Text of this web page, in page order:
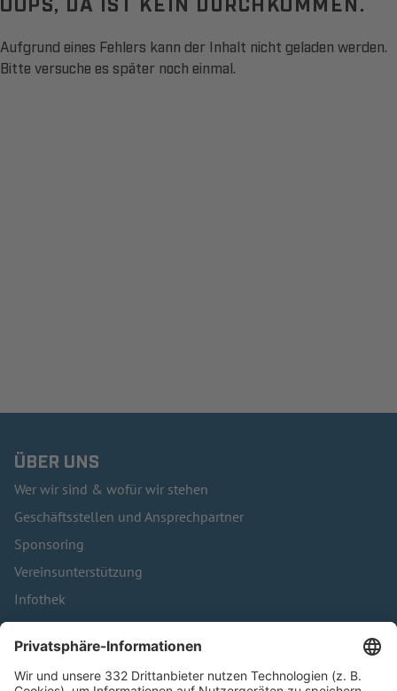
Aufgrund eines Fehlers kann der Inhalt nicht geladen werden.
Bitte versuche es später noch einmal.
ÜBER UNS
Wer wir sind & wofür wir stehen
Geschäftsstellen und Ansprechpartner
Sponsoring
Vereinsunterstützung
Infothek
Kontakt
HÄUFIG BESUCHTE SEITEN